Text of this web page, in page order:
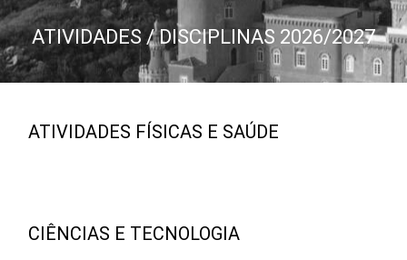
ATIVIDADES / DISCIPLINAS 2026/2027
ATIVIDADES FÍSICAS E SAÚDE
CIÊNCIAS E TECNOLOGIA